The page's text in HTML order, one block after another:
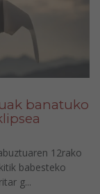
banatuko
12rako
babesteko
g...